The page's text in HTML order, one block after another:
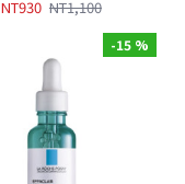
NT930 NT1,100
-15 %